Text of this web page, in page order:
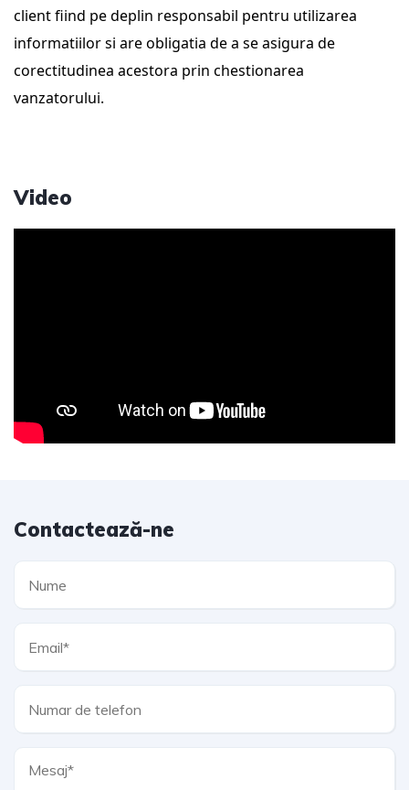
client fiind pe deplin responsabil pentru utilizarea
informatiilor si are obligatia de a se asigura de
corectitudinea acestora prin chestionarea
vanzatorului.
Video
Contactează-ne